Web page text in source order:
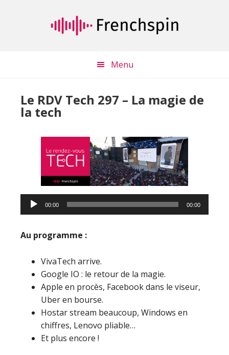
Menu
Le RDV Tech 297 – La magie de
la tech
Lecteur
audio
00:00 00:00
Au programme :
VivaTech arrive.
Google IO : le retour de la magie.
Apple en procès, Facebook dans le viseur,
Uber en bourse.
Hostar stream beaucoup, Windows en
chiffres, Lenovo pliable…
Et plus encore !